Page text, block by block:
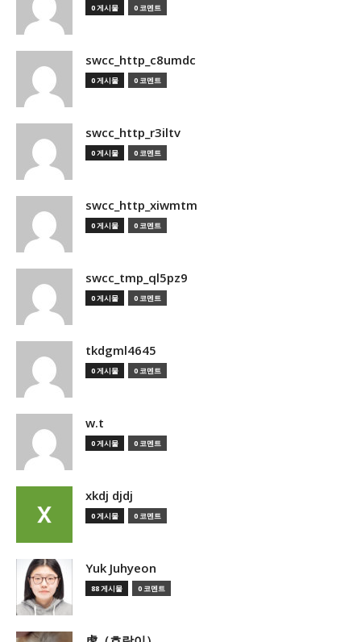
0 게시물 0 코멘트
swcc_http_c8umdc
0 게시물 0 코멘트
swcc_http_r3iltv
0 게시물 0 코멘트
swcc_http_xiwmtm
0 게시물 0 코멘트
swcc_tmp_ql5pz9
0 게시물 0 코멘트
tkdgml4645
0 게시물 0 코멘트
w.t
0 게시물 0 코멘트
xkdj djdj
0 게시물 0 코멘트
Yuk Juhyeon
88 게시물 0 코멘트